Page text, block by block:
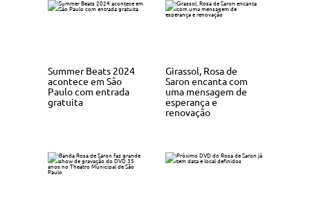
Summer Beats 2024
acontece em São
Paulo com entrada
gratuita
Girassol, Rosa de
Saron encanta com
uma mensagem de
esperança e
renovação